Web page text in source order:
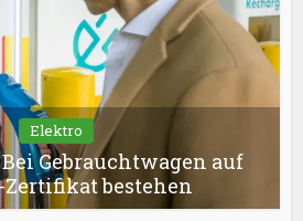
Elektro
Gebrauchtwagen auf
bestehen